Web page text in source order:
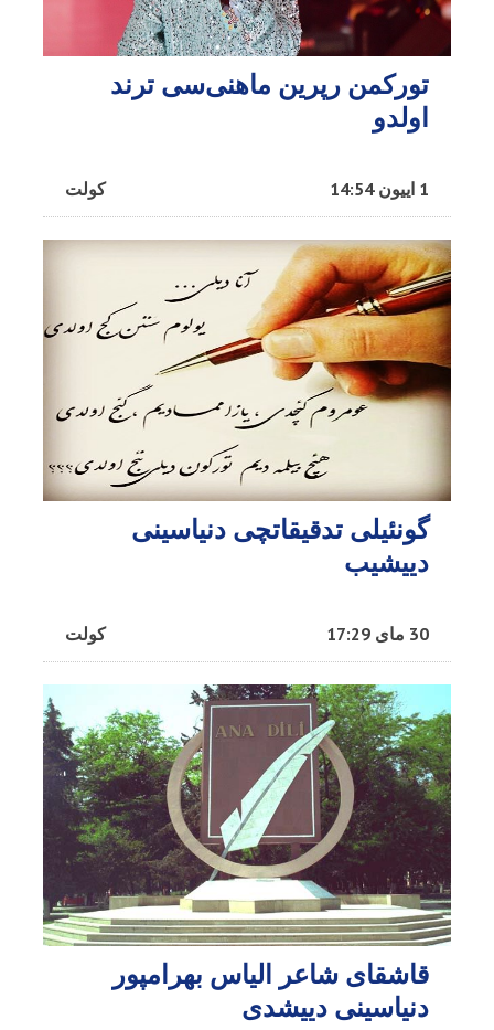
تورکمن رپرین ماهنی‌سی ترند
اولدو
کولت 1 اییون 14:54
گونئیلی تدقیقاتچی دنیاسینی
دییشیب
کولت 30 مای 17:29
قاشقای شاعر الیاس بهرامپور
دنیاسینی دییشدی